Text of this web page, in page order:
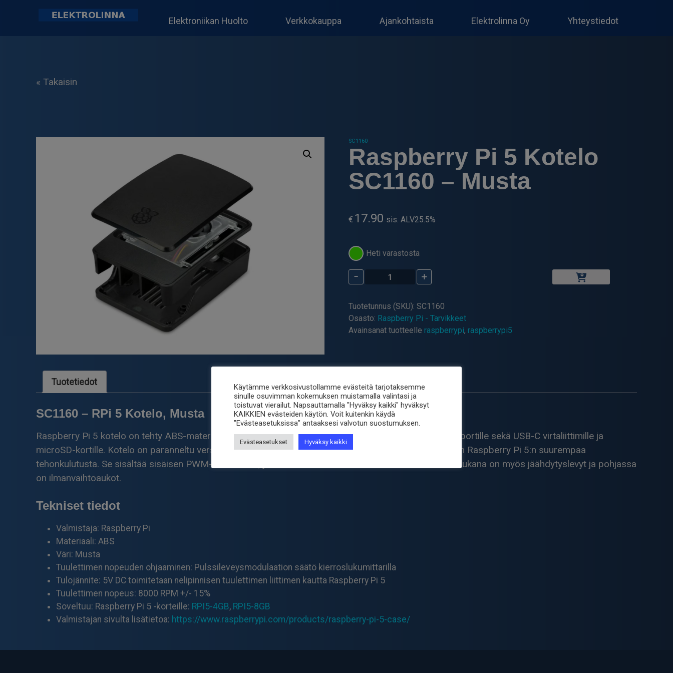
Elektroniikan Huolto Verkkokauppa Ajankohtaista Elektrolinna Oy Yhteystiedot
« Takaisin
SC1160
Raspberry Pi 5 Kotelo
SC1160 – Musta
€ 17.90 sis. ALV25.5%
Heti varastosta
-
Raspberry
Pi
Kotelo
SC1160
-
+
Tuotetunnus (SKU): SC1160
Osasto: Raspberry Pi - Tarvikkeet
Avainsanat tuotteelle raspberrypi, raspberrypi5
Tuotetiedot
SC1160 – RPi 5 Kotelo, Musta
Raspberry Pi 5 kotelo on tehty ABS-materiaalista ja siinä on aukot kahdelle HDMI:lle, USB:lle, Ethernet-portille sekä USB-C virtaliittimille ja
microSD-kortille. Kotelo on paranneltu versio Pi 4:n kotelosta ja siinä on paranneltu lämpöjä tukeakseen Raspberry Pi 5:n suurempaa
tehonkulutusta. Se sisältää sisäisen PWM-tuulettimen, jonka voi liittää Pi 5:n kortille tuuletinliittimeen. Mukana on myös jäähdytyslevyt ja pohjassa
on ilmanvaihtoaukot.
Tekniset tiedot
Valmistaja: Raspberry Pi
Materiaali: ABS
Väri: Musta
Tuulettimen nopeuden ohjaaminen: Pulssileveysmodulaation säätö kierroslukumittarilla
Tulojännite: 5V DC toimitetaan nelipinnisen tuulettimen liittimen kautta Raspberry Pi 5
Tuulettimen nopeus: 8000 RPM +/- 15%
Soveltuu: Raspberry Pi 5 -korteille: RPI5-4GB, RPI5-8GB
Valmistajan sivulta lisätietoa: https://www.raspberrypi.com/products/raspberry-pi-5-case/
Käytämme verkkosivustollamme evästeitä tarjotaksemme
sinulle osuvimman kokemuksen muistamalla valintasi ja
toistuvat vierailut. Napsauttamalla "Hyväksy kaikki" hyväksyt
KAIKKIEN evästeiden käytön. Voit kuitenkin käydä
"Evästeasetuksissa" antaaksesi valvotun suostumuksen.
Evästeasetukset Hyväksy kaikki